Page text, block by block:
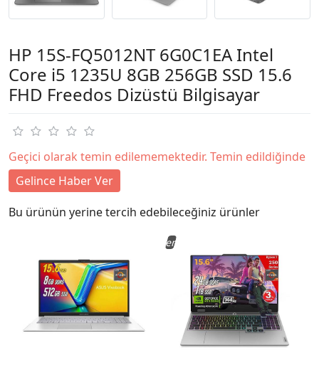
HP 15S-FQ5012NT 6G0C1EA Intel
Core i5 1235U 8GB 256GB SSD 15.6
FHD Freedos Dizüstü Bilgisayar
Geçici olarak temin edilememektedir. Temin edildiğinde
Gelince Haber Ver
Bu ürünün yerine tercih edebileceğiniz ürünler
Yeni